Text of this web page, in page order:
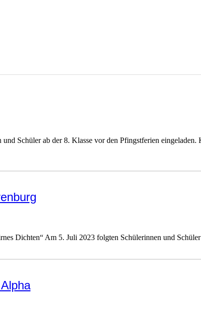
Schüler ab der 8. Klasse vor den Pfingstferien
Dichten“ Am 5. Juli 2023 folgten Schülerinnen und